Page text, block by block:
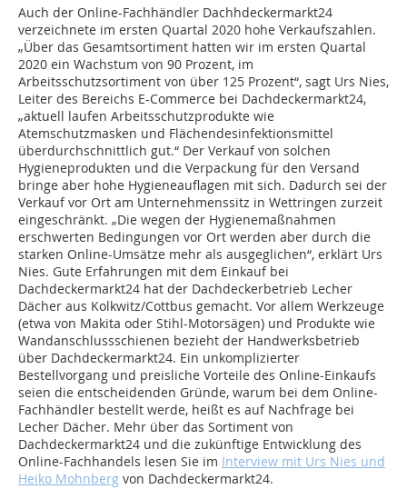
Auch der Online-Fachhändler Dachhdeckermarkt24
verzeichnete im ersten Quartal 2020 hohe Verkaufszahlen.
„Über das Gesamtsortiment hatten wir im ersten Quartal
2020 ein Wachstum von 90 Prozent, im
Arbeitsschutzsortiment von über 125 Prozent“, sagt Urs Nies,
Leiter des Bereichs E-Commerce bei Dachdeckermarkt24,
„aktuell laufen Arbeitsschutzprodukte wie
Atemschutzmasken und Flächendesinfektionsmittel
überdurchschnittlich gut.“ Der Verkauf von solchen
Hygieneprodukten und die Verpackung für den Versand
bringe aber hohe Hygieneauflagen mit sich. Dadurch sei der
Verkauf vor Ort am Unternehmenssitz in Wettringen zurzeit
eingeschränkt. „Die wegen der Hygienemaßnahmen
erschwerten Bedingungen vor Ort werden aber durch die
starken Online-Umsätze mehr als ausgeglichen“, erklärt Urs
Nies. Gute Erfahrungen mit dem Einkauf bei
Dachdeckermarkt24 hat der Dachdeckerbetrieb Lecher
Dächer aus Kolkwitz/Cottbus gemacht. Vor allem Werkzeuge
(etwa von Makita oder Stihl-Motorsägen) und Produkte wie
Wandanschlussschienen bezieht der Handwerksbetrieb
über Dachdeckermarkt24. Ein unkomplizierter
Bestellvorgang und preisliche Vorteile des Online-Einkaufs
seien die entscheidenden Gründe, warum bei dem Online-
Fachhändler bestellt werde, heißt es auf Nachfrage bei
Lecher Dächer. Mehr über das Sortiment von
Dachdeckermarkt24 und die zukünftige Entwicklung des
Online-Fachhandels lesen Sie im Interview mit Urs Nies und
Heiko Mohnberg von Dachdeckermarkt24.